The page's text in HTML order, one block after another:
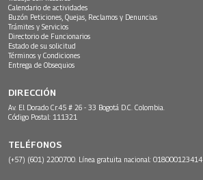
Calendario de actividades
Buzón Peticiones, Quejas, Reclamos y Denuncias
Trámites y Servicios
Directorio de Funcionarios
Estado de su solicitud
Términos y Condiciones
Entrega de Obsequios
DIRECCIÓN
Av. El Dorado Cr.45 # 26 - 33 Bogotá D.C. Colombia.
Código Postal: 111321
TELÉFONOS
(+57) (601) 2200700. Línea gratuita nacional: 018000123414